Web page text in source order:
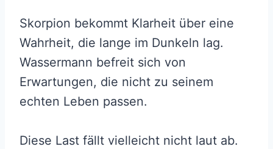
Skorpion bekommt Klarheit über eine
Wahrheit, die lange im Dunkeln lag.
Wassermann befreit sich von
Erwartungen, die nicht zu seinem
echten Leben passen.
Diese Last fällt vielleicht nicht laut ab.